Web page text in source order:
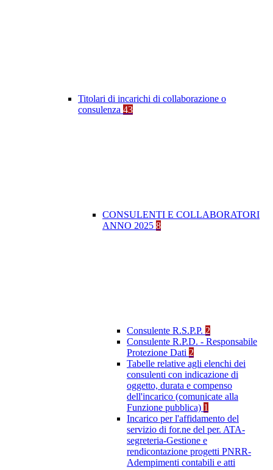
Titolari di incarichi di collaborazione o
consulenza 43
CONSULENTI E COLLABORATORI
ANNO 2025 8
Consulente R.S.P.P. 2
Consulente R.P.D. - Responsabile
Protezione Dati 2
Tabelle relative agli elenchi dei
consulenti con indicazione di
oggetto, durata e compenso
dell'incarico (comunicate alla
Funzione pubblica) 1
Incarico per l'affidamento del
servizio di for.ne del per. ATA-
segreteria-Gestione e
rendicontazione progetti PNRR-
Adempimenti contabili e atti